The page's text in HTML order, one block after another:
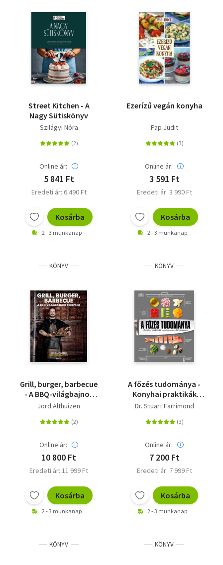
Street Kitchen - A
Nagy Sütiskönyv
Szilágyi Nóra
Online ár:
5 841 Ft
Eredeti ár: 6 490 Ft
Kosárba
2 - 3 munkanap
Ezerízű vegán konyha
Pap Judit
Online ár:
3 591 Ft
Eredeti ár: 3 990 Ft
Kosárba
2 - 3 munkanap
KÖNYV
Grill, burger, barbecue
- A BBQ-világbajnok
receptjei
Jord Althuizen
Online ár:
10 800 Ft
Eredeti ár: 11 999 Ft
Kosárba
2 - 3 munkanap
KÖNYV
A főzés tudománya -
Konyhai praktikák
izgalmasan és
Dr. Stuart Farrimond
Online ár:
7 200 Ft
Eredeti ár: 7 999 Ft
Kosárba
2 - 3 munkanap
KÖNYV KÖNYV